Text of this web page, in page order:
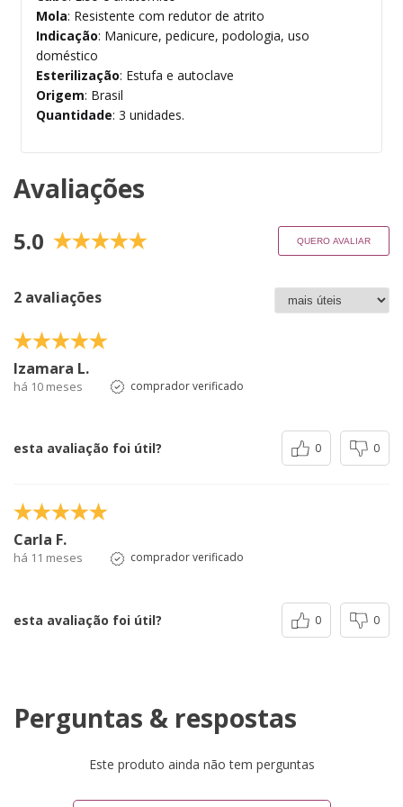
Mola: Resistente com redutor de atrito
Indicação: Manicure, pedicure, podologia, uso
doméstico
Esterilização: Estufa e autoclave
Origem: Brasil
Quantidade: 3 unidades.
Avaliações
5.0 QUERO AVALIAR
2 avaliações
Izamara L.
há 10 meses comprador verificado
esta avaliação foi útil? 0 0
Carla F.
há 11 meses comprador verificado
esta avaliação foi útil? 0 0
Perguntas & respostas
Este produto ainda não tem perguntas